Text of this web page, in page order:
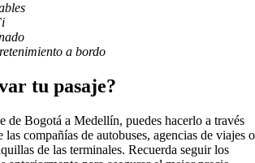
a bordo
tu pasaje?
de Bogotá a Medellín, puedes hacerlo a través
las compañías de autobuses, agencias de viajes o
de las terminales. Recuerda seguir los